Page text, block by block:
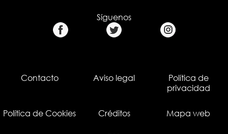
Síguenos
Contacto Aviso legal
Política de
privacidad
Política de Cookies Créditos Mapa web